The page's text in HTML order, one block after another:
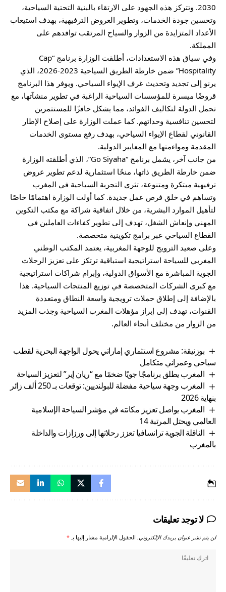
2030. وتتركز هذه الجهود على الارتقاء بالبنية التحتية السياحية،
وتحسين جودة الخدمات، وتطوير العروض الترفيهية، بهدف استيعاب
الأعداد المتزايدة من الزوار والسياح المرتقب توافدهم على
المملكة.
وفي سياق هذه الاستعدادات، أطلقت الوزارة برنامج “Cap
Hospitality” ضمن خارطة الطريق السياحية 2023-2026، الذي
يرنو إلى تجديد وتحديث غرف الإيواء السياحي. ويوفر هذا البرنامج
قروضًا ميسرة للمؤسسات السياحية الراغبة في تطوير منشآتها، مع
تحمل الدولة لتكاليف الفوائد، مما يشكل حافزًا للمستثمرين
لتحسين تنافسية وحداتهم. كما عملت الوزارة على إصلاح الإطار
القانوني لقطاع الإيواء السياحي، بهدف رفع مستوى الخدمات
المقدمة ومواءمتها مع المعايير الدولية.
من جانب آخر، يشمل برنامج “Go Siyaha”، الذي أطلقته الوزارة
ضمن خارطة الطريق ذاتها، منحًا استثمارية لدعم تطوير عروض
ترفيهية مبتكرة ومتنوعة، تثري التجربة السياحية في المغرب
وتساهم في خلق فرص عمل جديدة. كما أولت الوزارة اهتمامًا خاصًا
لتأهيل الموارد البشرية، من خلال اتفاقية شراكة مع مكتب التكوين
المهني وإنعاش الشغل، تهدف إلى تطوير كفاءات العاملين في
القطاع السياحي عبر برامج تكوينية متخصصة.
وعلى صعيد الترويج للوجهة المغربية، يعتمد المكتب الوطني
المغربي للسياحة استراتيجية استباقية ترتكز على تعزيز الرحلات
الجوية المباشرة مع الأسواق الدولية، وإبرام شراكات استراتيجية
مع كبرى الشركات المتخصصة في توزيع المنتجات السياحية. هذا
بالإضافة إلى إطلاق حملات ترويجية واسعة النطاق ومتعددة
القنوات، تهدف إلى إبراز مؤهلات المغرب السياحية وجذب المزيد
من الزوار من مختلف أنحاء العالم.
بوزنيقة: مشروع استثماري إماراتي يحول الواجهة البحرية لقطب
سياحي وعمراني متكامل
المغرب يطلق برنامجًا جويًا ضخمًا مع “ريان إير” لتعزيز السياحة
المغرب وجهة سياحية مفضلة للبولنديين: توقعات بـ 250 ألف زائر
بنهاية 2026
المغرب يواصل تعزيز مكانته في مؤشر السياحة الإسلامية
العالمي ويحتل المرتبة 14
الناقلة الجوية ترانسافيا تعزز رحلاتها إلى ورزازات والداخلة
بالمغرب
لا توجد تعليقات
لن يتم نشر عنوان بريدك الإلكتروني. الحقول الإلزامية مشار إليها بـ*